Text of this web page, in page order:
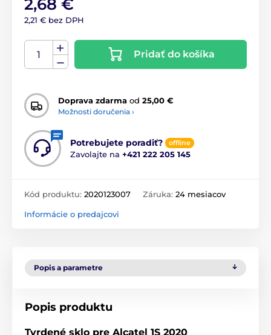
2,68 €
2,21 € bez DPH
Pridať do košíka
Doprava zdarma od 25,00 €
Možnosti doručenia ›
Potrebujete poradiť? offline
Zavolajte na +421 222 205 145
Kód produktu: 2020123007 Záruka: 24 mesiacov
Informácie o predajcovi
Popis a parametre
Popis produktu
Tvrdené sklo pre Alcatel 1S 2020